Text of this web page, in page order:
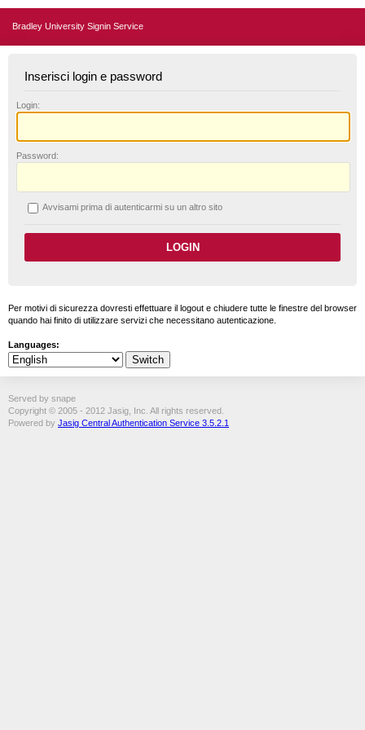
Bradley University Signin Service
Inserisci login e password
L ogin:
Password:
Avvisami prima di autenticarmi su un altro sito
Per motivi di sicurezza dovresti effettuare il logout e chiudere tutte le finestre del browser
quando hai finito di utilizzare servizi che necessitano autenticazione.
Languages:
Served by snape
Copyright © 2005 - 2012 Jasig, Inc. All rights reserved.
Powered by Jasig Central Authentication Service 3.5.2.1